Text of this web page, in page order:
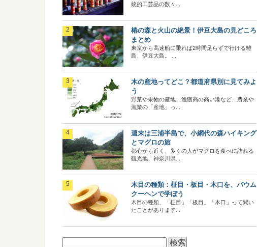
統的工芸品の数々...
椿の森と火山の絶景！伊豆大島の見どころ
まとめ
東京から高速船に乗れば2時間足らずで行ける離
島、伊豆大島。 ...
木の産地ってどこ？都道府県別に見てみよ
う
野菜や果物の産地、漁獲高の高い港など、農業や
漁業の「産地」っ...
週末は三浦半島で、小網代の森ハイキング
とマグロの旅
都心から近く、多くの人がマグロを食べに訪れる
観光地、神奈川県...
木目の種類：柾目・板目・木口を、バウム
クーヘンで学ぼう
木目の種類、「柾目」「板目」「木口」って聞い
たことがあります...